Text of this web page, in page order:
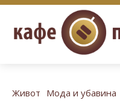
Живот Мода и убавина